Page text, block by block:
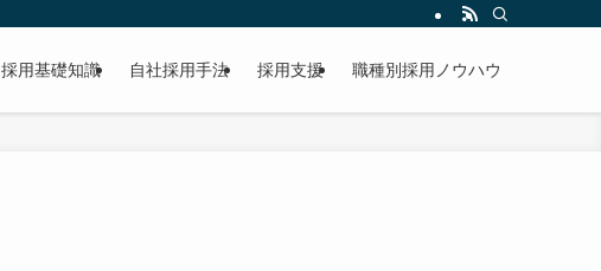
採用基礎知識 自社採用手法 採用支援 職種別採用ノウハウ